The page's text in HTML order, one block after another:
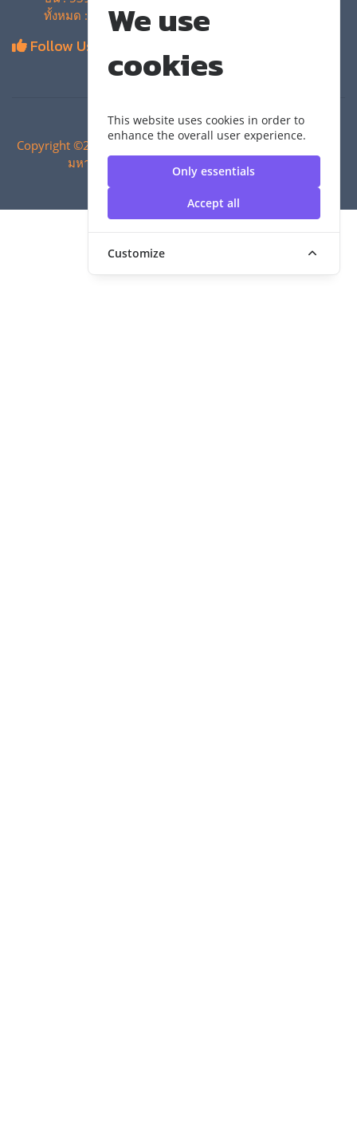
We use
cookies
This website uses cookies in order to
enhance the overall user experience.
Only essentials
Accept all
Customize
ทั้งหมด : 4,130,792 ครั้ง
Follow Us
Copyright ©2024 สำนักวิทยบริการและเทคโนโลยีสารสนเทศ |
มหาวิทยาลัยเทคโนโลยีราชมงคลสุวรรณภูมิ